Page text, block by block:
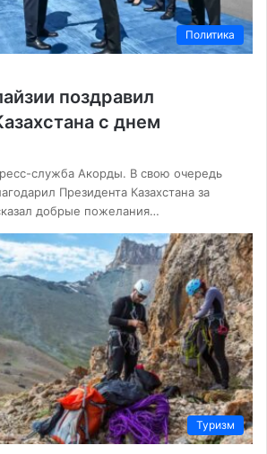
Политика
поздравил
с днем
служба Акорды. В свою очередь
Президента Казахстана за
добрые пожелания…
Туризм